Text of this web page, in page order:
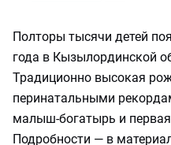
Полторы тысячи детей
года в Кызылординской
Традиционно высокая
перинатальными
малыш-богатырь и
Подробности — в